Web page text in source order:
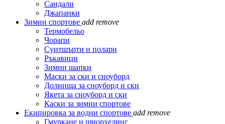
Сандали
Джапанки
Зимни спортове add remove
Термобельо
Чорапи
Суитшърти и полари
Ръкавици
Зимни шапки
Маски за ски и сноуборд
Долнища за сноуборд и ски
Якета за сноуборд и ски
Каски за зимни спортове
Екипировка за водни спортове add remove
Гмуркане и шнорхелинг